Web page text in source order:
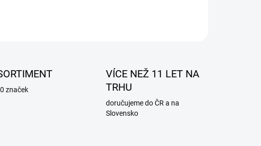
značek
VÍCE NEŽ 11 LET NA
TRHU
doručujeme do ČR a na
Slovensko